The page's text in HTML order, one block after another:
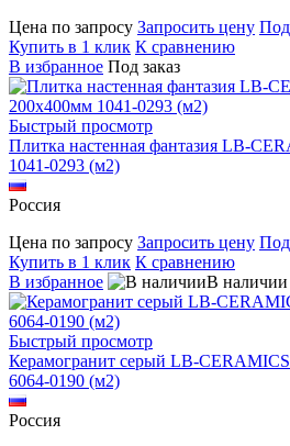
Цена по запросу Запросить цену
Купить в 1 клик К сравнению
В избранное Под заказ
Быстрый просмотр
Плитка настенная фантазия LB-
1041-0293 (м2)
Россия
Цена по запросу Запросить цену
Купить в 1 клик К сравнению
В избранное
В наличии
Быстрый просмотр
Керамогранит серый LB-
6064-0190 (м2)
Россия